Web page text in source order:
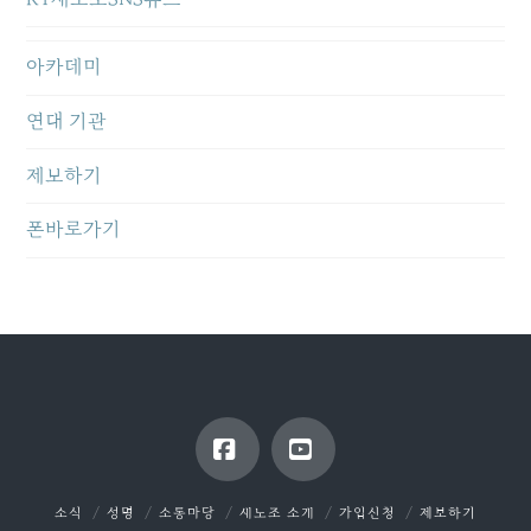
아카데미
연대 기관
제보하기
폰바로가기
FacebookYouTube
소식 성명 소통마당 새노조 소개 가입신청 제보하기